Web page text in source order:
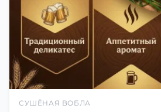
СУШЁНАЯ ВОБЛА